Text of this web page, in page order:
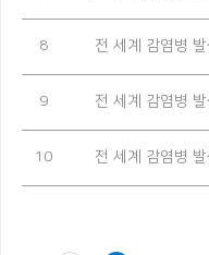
8 전 세계 감염병
9 전 세계 감염병
10 전 세계 감염병